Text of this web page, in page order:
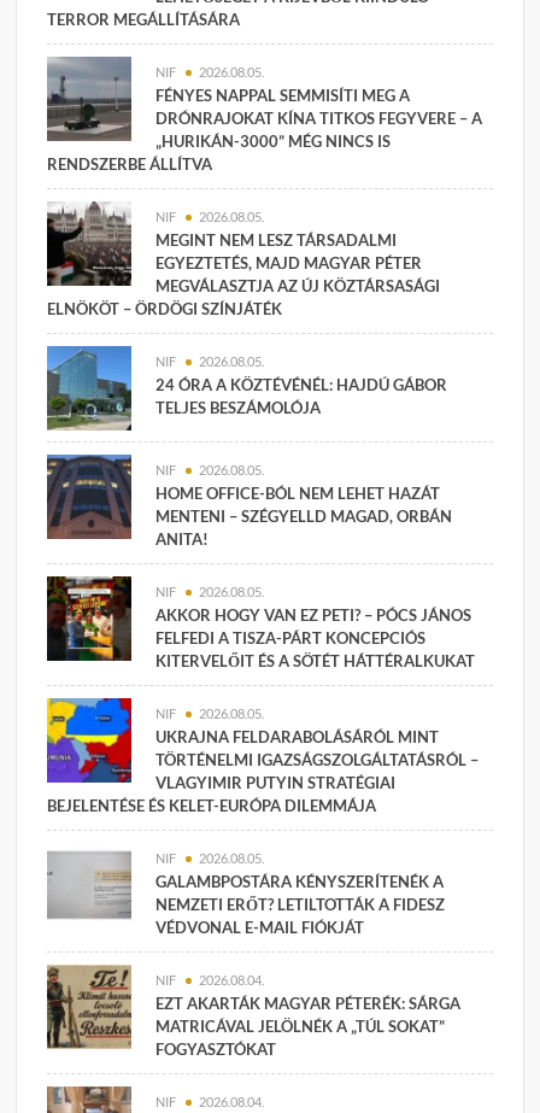
TERROR MEGÁLLÍTÁSÁRA
NIF 2026.08.05.
FÉNYES NAPPAL SEMMISÍTI MEG A
DRÓNRAJOKAT KÍNA TITKOS FEGYVERE – A
„HURIKÁN-3000” MÉG NINCS IS
RENDSZERBE ÁLLÍTVA
NIF 2026.08.05.
MEGINT NEM LESZ TÁRSADALMI
EGYEZTETÉS, MAJD MAGYAR PÉTER
MEGVÁLASZTJA AZ ÚJ KÖZTÁRSASÁGI
ELNÖKÖT – ÖRDÖGI SZÍNJÁTÉK
NIF 2026.08.05.
24 ÓRA A KÖZTÉVÉNÉL: HAJDÚ GÁBOR
TELJES BESZÁMOLÓJA
NIF 2026.08.05.
HOME OFFICE-BÓL NEM LEHET HAZÁT
MENTENI – SZÉGYELLD MAGAD, ORBÁN
ANITA!
NIF 2026.08.05.
AKKOR HOGY VAN EZ PETI? – PÓCS JÁNOS
FELFEDI A TISZA-PÁRT KONCEPCIÓS
KITERVELŐIT ÉS A SÖTÉT HÁTTÉRALKUKAT
NIF 2026.08.05.
UKRAJNA FELDARABOLÁSÁRÓL MINT
TÖRTÉNELMI IGAZSÁGSZOLGÁLTATÁSRÓL –
VLAGYIMIR PUTYIN STRATÉGIAI
BEJELENTÉSE ÉS KELET-EURÓPA DILEMMÁJA
NIF 2026.08.05.
GALAMBPOSTÁRA KÉNYSZERÍTENÉK A
NEMZETI ERŐT? LETILTOTTÁK A FIDESZ
VÉDVONAL E-MAIL FIÓKJÁT
NIF 2026.08.04.
EZT AKARTÁK MAGYAR PÉTERÉK: SÁRGA
MATRICÁVAL JELÖLNÉK A „TÚL SOKAT”
FOGYASZTÓKAT
NIF 2026.08.04.